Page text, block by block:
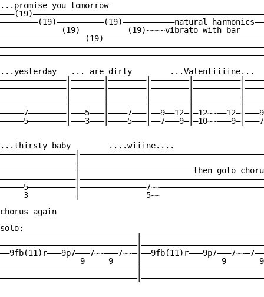
...promise you tomorrow
————————(19)——————————(19)———————————natural
—————————————(19)——————————(19)~~~~vibrato with
...yesterday   ... are dirty        ...Valentiiiine...
...thirsty baby        ....wiiine....
————————————————|————————————————————————then goto
chorus again
solo: